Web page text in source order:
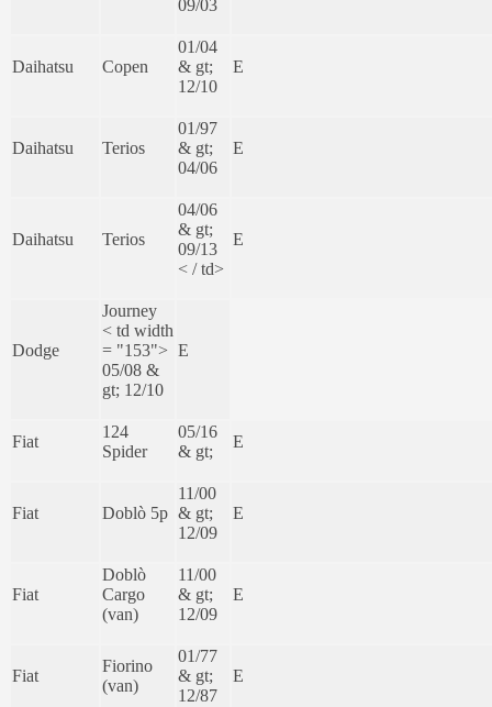
09/03
Daihatsu Copen
01/04
& gt;
12/10
E
Daihatsu Terios
01/97
& gt;
04/06
E
Daihatsu Terios
04/06
& gt;
09/13
< / td>
E
Dodge
Journey
< td width
= "153">
05/08 &
gt; 12/10
E
Fiat
124
Spider
05/16
& gt;
E
Fiat Doblò 5p
11/00
& gt;
12/09
E
Fiat
Doblò
Cargo
(van)
11/00
& gt;
12/09
E
Fiat
Fiorino
(van)
01/77
& gt;
12/87
E